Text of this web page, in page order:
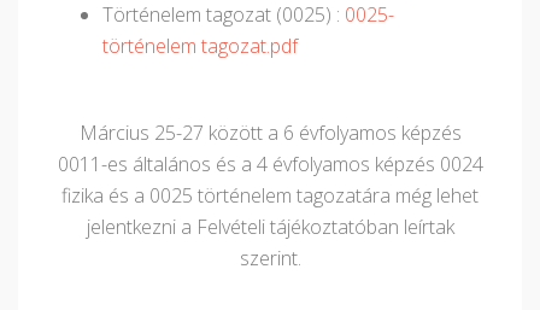
Történelem tagozat (0025) : 0025-
történelem tagozat.pdf
Március 25-27 között a 6 évfolyamos képzés
0011-es általános és a 4 évfolyamos képzés 0024
fizika és a 0025 történelem tagozatára még lehet
jelentkezni a Felvételi tájékoztatóban leírtak
szerint.